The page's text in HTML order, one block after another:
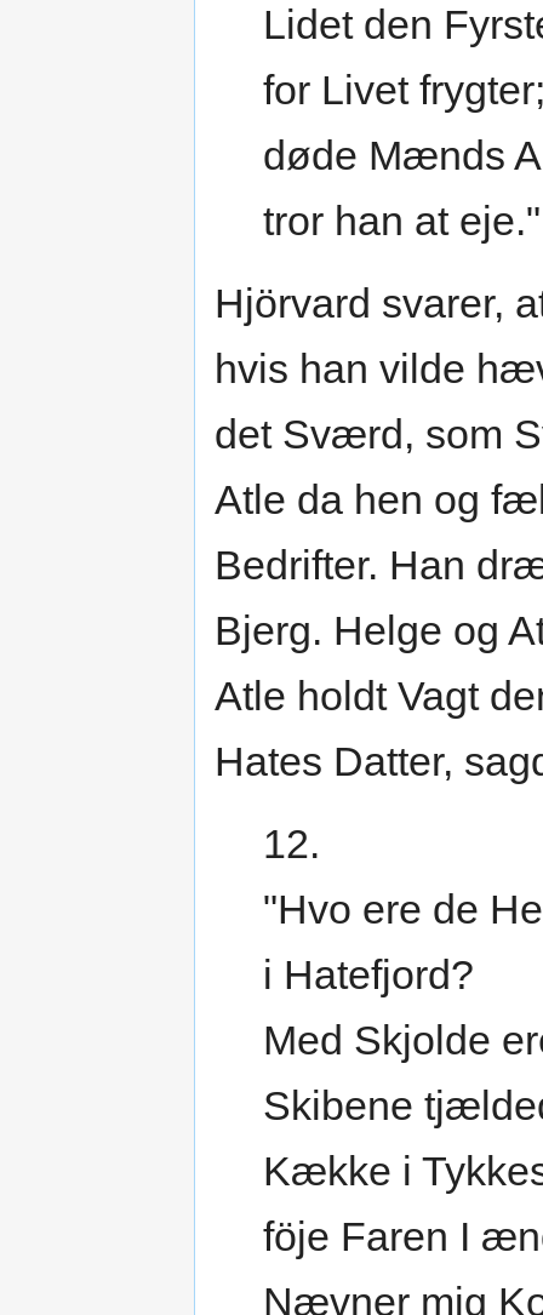
Lidet den
for Livet
døde Mænds
tror han at eje."
Hjörvard svarer,
hvis han vilde
det Sværd, som
Atle da hen og
Bedrifter. Han
Bjerg. Helge og
Atle holdt Vagt
Hates Datter,
12.
"Hvo ere de
i Hatefjord?
Med Skjolde
Skibene
Kække i
föje Faren I
Nævner mig